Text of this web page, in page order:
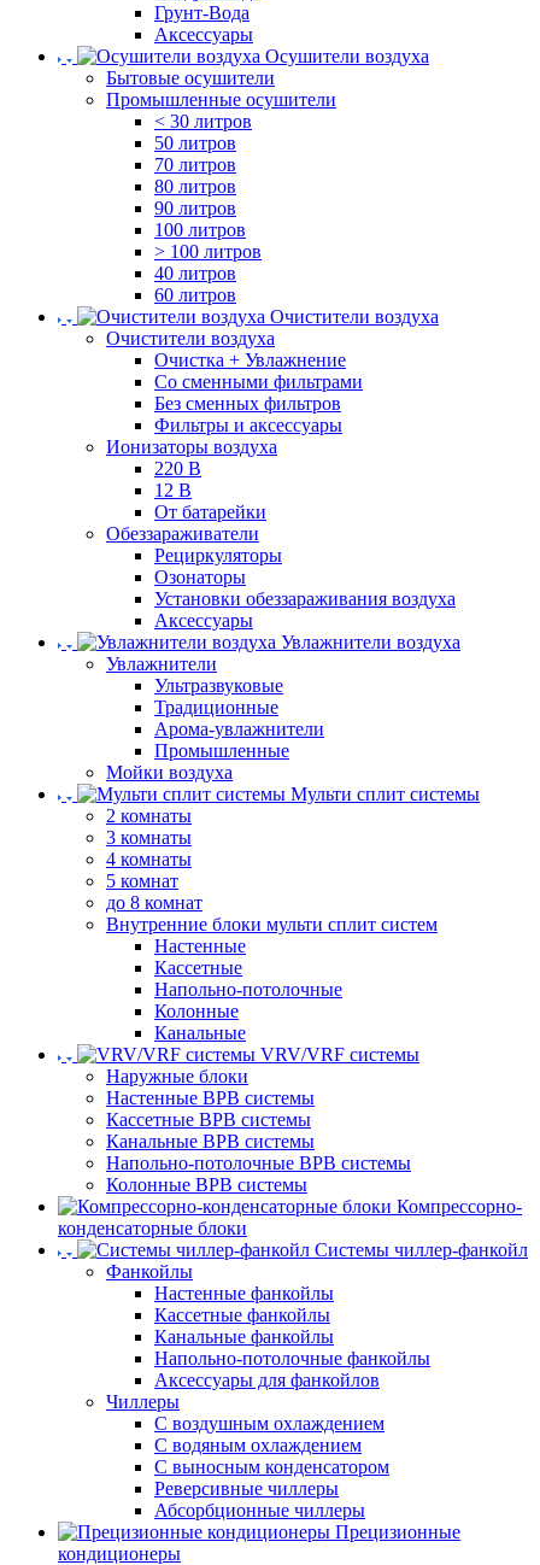
Грунт-Вода
Аксессуары
Осушители воздуха
Бытовые осушители
Промышленные осушители
< 30 литров
50 литров
70 литров
80 литров
90 литров
100 литров
> 100 литров
40 литров
60 литров
Очистители воздуха
Очистители воздуха
Очистка + Увлажнение
Cо сменными фильтрами
Без сменных фильтров
Фильтры и аксессуары
Ионизаторы воздуха
220 В
12 В
От батарейки
Обеззараживатели
Рециркуляторы
Озонаторы
Установки обеззараживания воздуха
Аксессуары
Увлажнители воздуха
Увлажнители
Ультразвуковые
Традиционные
Арома-увлажнители
Промышленные
Мойки воздуха
Мульти сплит системы
2 комнаты
3 комнаты
4 комнаты
5 комнат
до 8 комнат
Внутренние блоки мульти сплит систем
Настенные
Кассетные
Напольно-потолочные
Колонные
Канальные
VRV/VRF системы
Наружные блоки
Настенные ВРВ системы
Кассетные ВРВ системы
Канальные ВРВ системы
Напольно-потолочные ВРВ системы
Колонные ВРВ системы
Компрессорно-
конденсаторные блоки
Системы чиллер-фанкойл
Фанкойлы
Настенные фанкойлы
Кассетные фанкойлы
Канальные фанкойлы
Напольно-потолочные фанкойлы
Аксессуары для фанкойлов
Чиллеры
С воздушным охлаждением
С водяным охлаждением
С выносным конденсатором
Реверсивные чиллеры
Абсорбционные чиллеры
Прецизионные
кондиционеры